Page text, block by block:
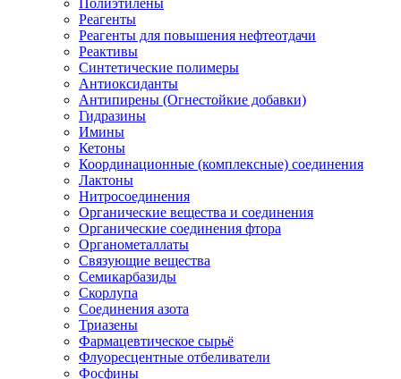
Полиэтилены
Реагенты
Реагенты для повышения нефтеотдачи
Реактивы
Синтетические полимеры
Антиоксиданты
Антипирены (Огнестойкие добавки)
Гидразины
Имины
Кетоны
Координационные (комплексные) соединения
Лактоны
Нитросоединения
Органические вещества и соединения
Органические соединения фтора
Органометаллаты
Связующие вещества
Семикарбазиды
Скорлупа
Соединения азота
Триазены
Фармацевтическое сырьё
Флуоресцентные отбеливатели
Фосфины